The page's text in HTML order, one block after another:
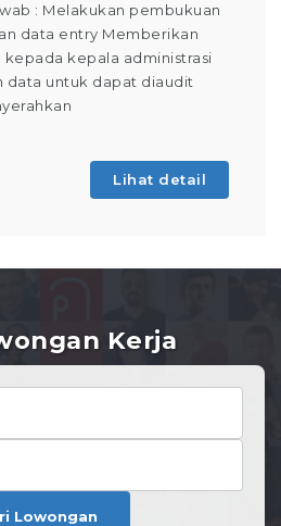
: Melakukan pembukuan
data entry Memberikan
kepala administrasi
data untuk dapat diaudit
Lihat detail
Kerja
Lowongan